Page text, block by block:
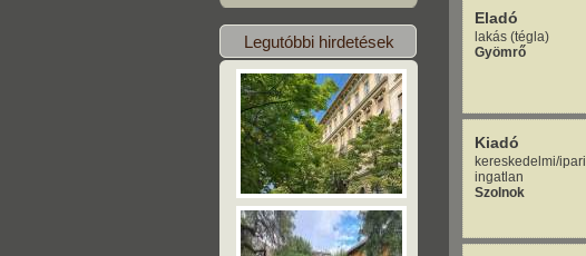
Legutóbbi hirdetések
Eladó
lakás (tégla)
Gyömrő
Kiadó
kereskedelmi/ipari
ingatlan
Szolnok